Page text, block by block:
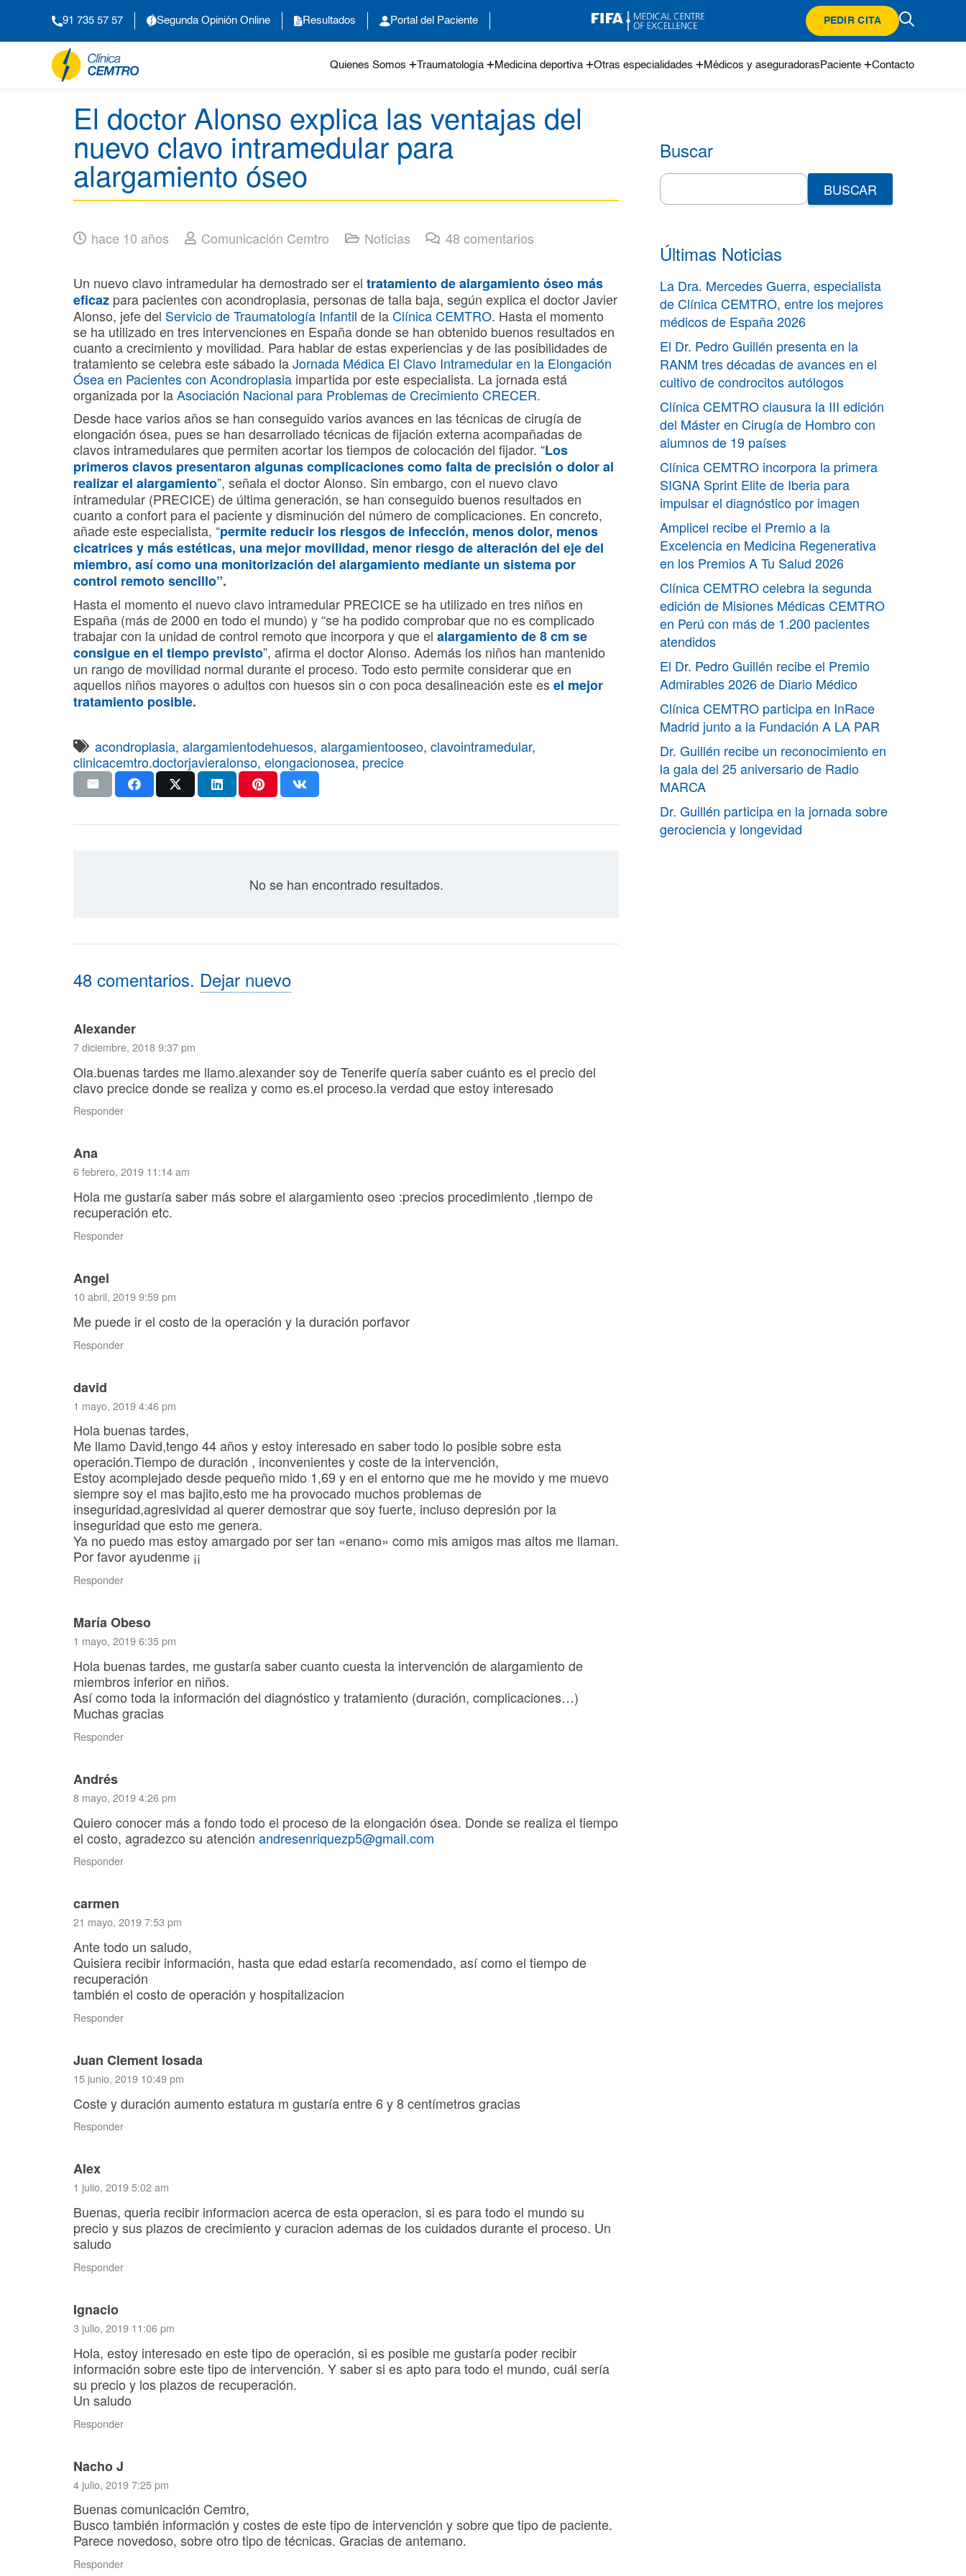
91 735 57 57 Segunda Opinión Online Resultados Portal del Paciente PEDIR CITA
Quienes Somos Traumatología Medicina deportiva Otras especialidades Médicos y aseguradoras Paciente Contacto
El doctor Alonso explica las ventajas del
nuevo clavo intramedular para
alargamiento óseo
hace 10 años Comunicación Cemtro Noticias 48 comentarios
Un nuevo clavo intramedular ha demostrado ser el tratamiento de alargamiento óseo más
eficaz para pacientes con acondroplasia, personas de talla baja, según explica el doctor Javier
Alonso, jefe del Servicio de Traumatología Infantil de laClínica CEMTRO. Hasta el momento
se ha utilizado en tres intervenciones en España donde se han obtenido buenos resultados en
cuanto a crecimiento y movilidad. Para hablar de estas experiencias y de las posibilidades de
tratamiento se celebra este sábado laJornada Médica El Clavo Intramedular en la Elongación
Ósea en Pacientes con Acondroplasia impartida por este especialista. La jornada está
organizada por laAsociación Nacional para Problemas de Crecimiento CRECER.
Desde hace varios años se han conseguido varios avances en las técnicas de cirugía de
elongación ósea, pues se han desarrollado técnicas de fijación externa acompañadas de
clavos intramedulares que permiten acortar los tiempos de colocación del fijador. “Los
primeros clavos presentaron algunas complicaciones como falta de precisión o dolor al
realizar el alargamiento”, señala el doctor Alonso. Sin embargo, con el nuevo clavo
intramedular (PRECICE) de última generación, se han conseguido buenos resultados en
cuanto a confort para el paciente y disminución del número de complicaciones. En concreto,
añade este especialista, “permite reducir los riesgos de infección, menos dolor, menos
cicatrices y más estéticas, una mejor movilidad, menor riesgo de alteración del eje del
miembro, así como una monitorización del alargamiento mediante un sistema por
control remoto sencillo”.
Hasta el momento el nuevo clavo intramedular PRECICE se ha utilizado en tres niños en
España (más de 2000 en todo el mundo) y “se ha podido comprobar que no es complicado
trabajar con la unidad de control remoto que incorpora y que el alargamiento de 8 cm se
consigue en el tiempo previsto”, afirma el doctor Alonso. Además los niños han mantenido
un rango de movilidad normal durante el proceso. Todo esto permite considerar que en
aquellos niños mayores o adultos con huesos sin o con poca desalineación este esel mejor
tratamiento posible.
acondroplasia,alargamientodehuesos,alargamientooseo,clavointramedular,
clinicacemtro.doctorjavieralonso, elongacionosea, precice
No se han encontrado resultados.
48 comentarios. Dejar nuevo
Alexander
7 diciembre, 2018 9:37 pm
Ola.buenas tardes me llamo.alexander soy de Tenerife quería saber cuánto es el precio del
clavo precice donde se realiza y como es.el proceso.la verdad que estoy interesado
Responder
Ana
6 febrero, 2019 11:14 am
Hola me gustaría saber más sobre el alargamiento oseo :precios procedimiento ,tiempo de
recuperación etc.
Responder
Angel
10 abril, 2019 9:59 pm
Me puede ir el costo de la operación y la duración porfavor
Responder
david
1 mayo, 2019 4:46 pm
Hola buenas tardes,
Me llamo David,tengo 44 años y estoy interesado en saber todo lo posible sobre esta
operación.Tiempo de duración , inconvenientes y coste de la intervención,
Estoy acomplejado desde pequeño mido 1,69 y en el entorno que me he movido y me muevo
siempre soy el mas bajito,esto me ha provocado muchos problemas de
inseguridad,agresividad al querer demostrar que soy fuerte, incluso depresión por la
inseguridad que esto me genera.
Ya no puedo mas estoy amargado por ser tan «enano» como mis amigos mas altos me llaman.
Por favor ayudenme ¡¡
Responder
María Obeso
1 mayo, 2019 6:35 pm
Hola buenas tardes, me gustaría saber cuanto cuesta la intervención de alargamiento de
miembros inferior en niños.
Así como toda la información del diagnóstico y tratamiento (duración, complicaciones…)
Muchas gracias
Responder
Andrés
8 mayo, 2019 4:26 pm
Quiero conocer más a fondo todo el proceso de la elongación ósea. Donde se realiza el tiempo
el costo, agradezco su atención andresenriquezp5@gmail.com
Responder
carmen
21 mayo, 2019 7:53 pm
Ante todo un saludo,
Quisiera recibir información, hasta que edad estaría recomendado, así como el tiempo de
recuperación
también el costo de operación y hospitalizacion
Responder
Juan Clement losada
15 junio, 2019 10:49 pm
Coste y duración aumento estatura m gustaría entre 6 y 8 centímetros gracias
Responder
Alex
1 julio, 2019 5:02 am
Buenas, queria recibir informacion acerca de esta operacion, si es para todo el mundo su
precio y sus plazos de crecimiento y curacion ademas de los cuidados durante el proceso. Un
saludo
Responder
Ignacio
3 julio, 2019 11:06 pm
Hola, estoy interesado en este tipo de operación, si es posible me gustaría poder recibir
información sobre este tipo de intervención. Y saber si es apto para todo el mundo, cuál sería
su precio y los plazos de recuperación.
Un saludo
Responder
Nacho J
4 julio, 2019 7:25 pm
Buenas comunicación Cemtro,
Busco también información y costes de este tipo de intervención y sobre que tipo de paciente.
Parece novedoso, sobre otro tipo de técnicas. Gracias de antemano.
Responder
Buscar
Search
for:
Últimas Noticias
La Dra. Mercedes Guerra, especialista
de Clínica CEMTRO, entre los mejores
médicos de España 2026
El Dr. Pedro Guillén presenta en la
RANM tres décadas de avances en el
cultivo de condrocitos autólogos
Clínica CEMTRO clausura la III edición
del Máster en Cirugía de Hombro con
alumnos de 19 países
Clínica CEMTRO incorpora la primera
SIGNA Sprint Elite de Iberia para
impulsar el diagnóstico por imagen
Amplicel recibe el Premio a la
Excelencia en Medicina Regenerativa
en los Premios A Tu Salud 2026
Clínica CEMTRO celebra la segunda
edición de Misiones Médicas CEMTRO
en Perú con más de 1.200 pacientes
atendidos
El Dr. Pedro Guillén recibe el Premio
Admirables 2026 de Diario Médico
Clínica CEMTRO participa en InRace
Madrid junto a la Fundación A LA PAR
Dr. Guillén recibe un reconocimiento en
la gala del 25 aniversario de Radio
MARCA
Dr. Guillén participa en la jornada sobre
gerociencia y longevidad